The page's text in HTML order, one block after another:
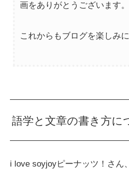
画をありがとうございます。
これからもブログを楽しみ
語学と文章の書き方に
i love soyjoyピーナッツ！さん